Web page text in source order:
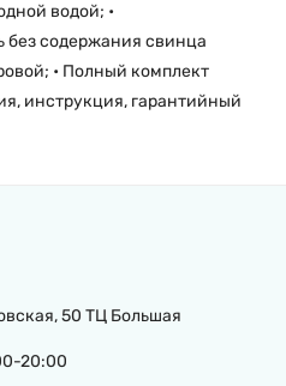
водой; •
без содержания свинца
• Полный комплект
инструкция, гарантийный
50 ТЦ Большая
20:00